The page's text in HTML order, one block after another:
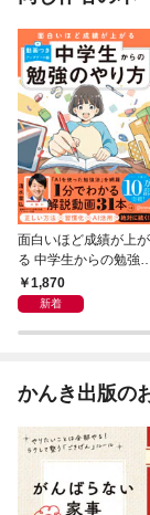
面白いほど成績が上が
る 中学生からの勉強の
やり方 (動画つき・ア
ップデート版)
1,870
新着
かんき出版の